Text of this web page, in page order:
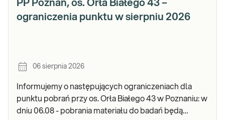
PP Poznań, os. Orła Białego 43 –
ograniczenia punktu w sierpniu 2026
06 sierpnia 2026
Informujemy o następujących ograniczeniach dla
punktu pobrań przy os. Orła Białego 43 w Poznaniu: w
dniu 06.08 - pobrania materiału do badań będą